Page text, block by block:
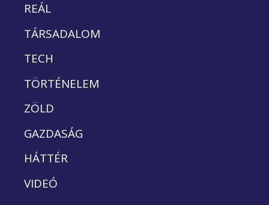
REÁL
TÁRSADALOM
TECH
TÖRTÉNELEM
ZÖLD
GAZDASÁG
HÁTTÉR
VIDEÓ